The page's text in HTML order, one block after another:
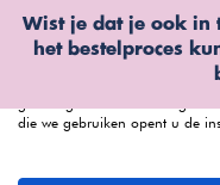
Wist je dat je ook in
het bestelproces
Wij gebruiken cookies
We kunnen deze plaatsen voor
onze website te verbeteren,
die we gebruiken opent u de